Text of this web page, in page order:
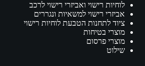
לוחיות רישוי ואביזרי רישוי לרכב
אביזרי רישוי למשאיות ונגררים
ציוד לתחנות הטבעת לוחיות רישוי
מוצרי בטיחות
מוצרי פרסום
שילוט